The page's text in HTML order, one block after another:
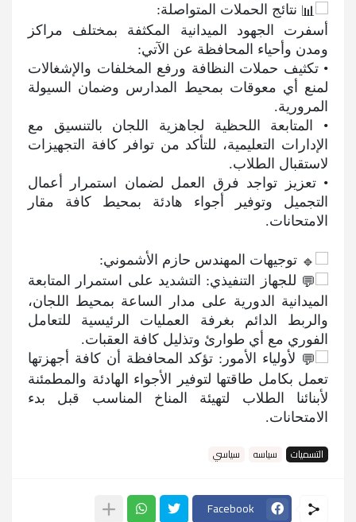
نتائج الحملات المتواصلة:
أسفرت الجهود الميدانية المكثفة بمختلف مراكز
ومدن وأحياء المحافظة عن الآتي:
• تكثيف حملات النظافة ورفع المخلفات والإشغالات
لمنع أي معوقات بمحيط المدارس وضمان السيولة
المرورية.
• المتابعة اللحظية لجاهزية اللجان بالتنسيق مع
الإدارات التعليمية، للتأكد من توافر كافة التجهيزات
لاستقبال الطلاب.
• تعزيز تواجد فرق العمل لضمان استمرار أعمال
التجميل وتوفير أجواء هادئة بمحيط كافة مقار
الامتحانات.
توجيهات المهندس حازم الأشموني:
للجهاز التنفيذي: التشديد على استمرار المتابعة
الميدانية الدورية على مدار الساعة بمحيط اللجان،
والربط الدائم بغرفة العمليات الرئيسية للتعامل
الفوري مع أي طوارئ وتذليل كافة العقبات.
لأولياء الأمور: تؤكد المحافظة أن كافة أجهزتها
تعمل بكامل طاقتها لتوفير الأجواء الهادئة والمطمئنة
لأبنائنا الطلاب لتهيئة المناخ المناسب قبل بدء
الامتحانات.
التسميات سياسه سياسي
Facebook